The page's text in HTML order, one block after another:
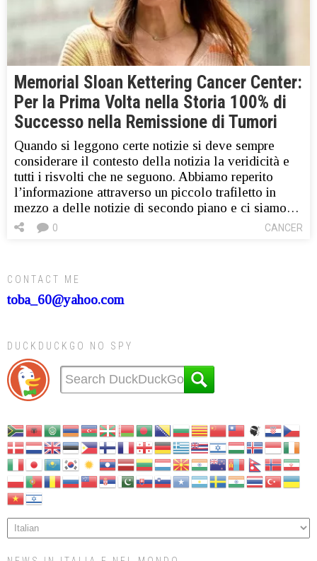
Memorial Sloan Kettering Cancer Center:
Per la Prima Volta nella Storia 100% di
Successo nella Remissione di Tumori
Quando si leggono certe notizie si deve sempre
considerare il contesto della notizia la veridicità e
tutti i risvolti che ne seguono. Abbiamo reperito
l’informazione attraverso un piccolo trafiletto in
mezzo a delle notizie di secondo piano e ci siamo…
CANCER
0
CONTACT ME
toba_60@yahoo.com
DUCKDUCKGO NO SPY